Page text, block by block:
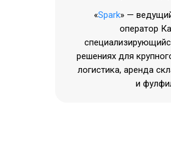
«Spark» —
оператор
решениях для
логистика, аренда
и